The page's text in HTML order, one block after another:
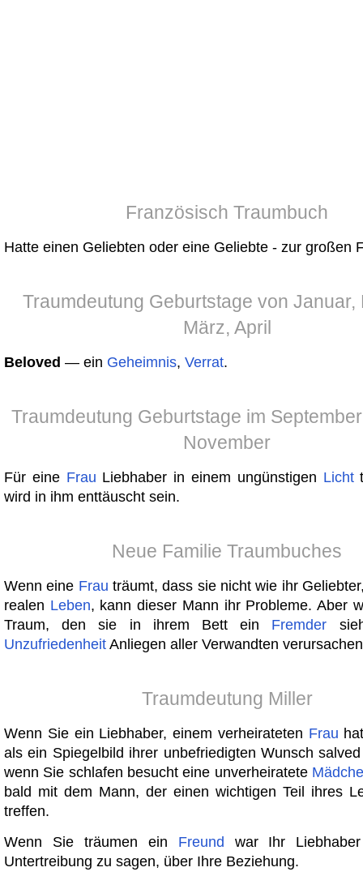
Französisch Traumbuch
Hatte einen Geliebten oder eine Geliebte - zur großen
Traumdeutung Geburtstage von Januar,
März, April
Beloved — ein Geheimnis, Verrat.
Traumdeutung Geburtstage im
November
Für eine Frau Liebhaber in einem ungünstigen Licht
wird in ihm enttäuscht sein.
Neue Familie Traumbuches
Wenn eine Frau träumt, dass sie nicht wie ihr
realen Leben, kann dieser Mann ihr Probleme. Aber
Traum, den sie in ihrem Bett ein Fremder
Unzufriedenheit Anliegen aller Verwandten
Traumdeutung Miller
Wenn Sie ein Liebhaber, einem verheirateten Frau
als ein Spiegelbild ihrer unbefriedigten Wunsch
wenn Sie schlafen besucht eine unverheiratete
bald mit dem Mann, der einen wichtigen Teil ihres
treffen.
Wenn Sie träumen ein Freund war Ihr
Untertreibung zu sagen, über Ihre Beziehung.